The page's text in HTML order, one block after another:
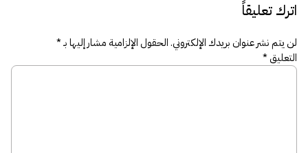
اترك تعليقاً
لن يتم نشر عنوان بريدك الإلكتروني.الحقول الإلزامية مشار إليها بـ*
التعليق*